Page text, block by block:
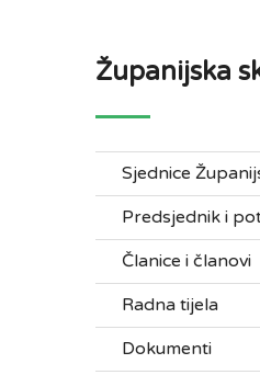
Županijska
Sjednice
Predsjednik i
Članice i članovi
Radna tijela
Dokumenti